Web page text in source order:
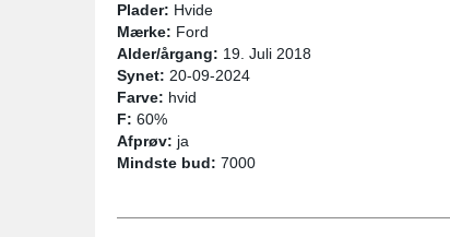
Plader: Hvide
Mærke: Ford
Alder/årgang: 19. Juli 2018
Synet: 20-09-2024
Farve: hvid
F: 60%
Afprøv: ja
Mindste bud: 7000